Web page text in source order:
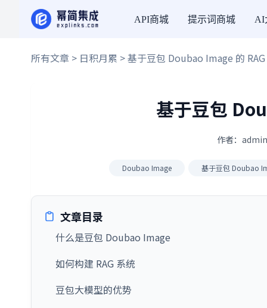
API商城 提示词商城 AI
所有文章 > 日积月累 > 基于豆包 Doubao Image 的
基于豆包
作者：
Doubao Image 基于豆包 Doubao
文章目录
什么是豆包 Doubao Image
如何构建 RAG 系统
豆包大模型的优势